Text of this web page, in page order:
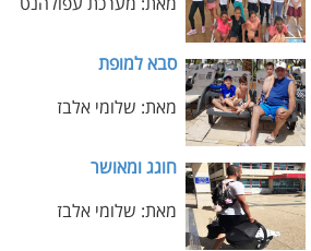
מאת: מערכת עפולהנט
סבא למופת
מאת: שלומי אלבז
חוגג ומאושר
מאת: שלומי אלבז